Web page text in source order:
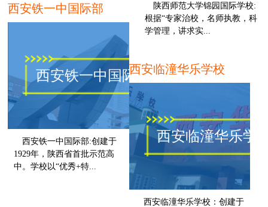
陕西师范大学锦园国际学校:
根据“专家治校，名师执教，科
学管理，讲求实...
西安铁一中国际部
西安铁一中国际部
西安铁一中国际部:创建于
1929年，陕西省首批示范高
中。学校以“优秀+特...
西安
西安临潼华乐学校
西安临潼华乐学
西安临潼华乐学校：创建于